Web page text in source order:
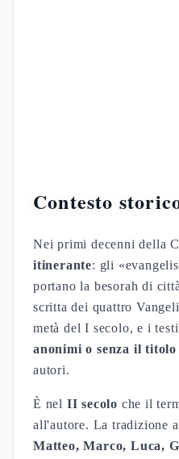
Contesto
Nei primi decenni della
itinerante: gli
portano la besorah di
scritta dei quattro
metà del I secolo, e i
anonimi o senza il titolo
autori.
È nel II secolo che il
all'autore. La tradizione
Matteo, Marco, Luca,